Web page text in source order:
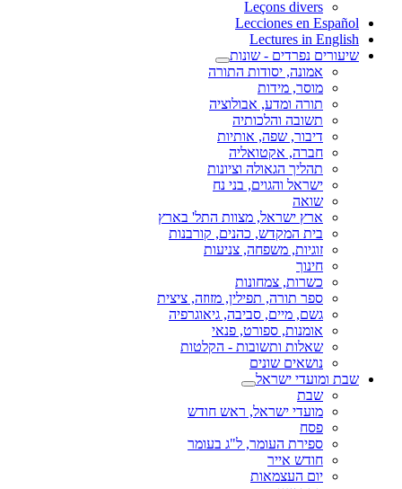
Leçons divers
Lecciones en Español
Lectures in English
שיעורים נפרדים - שונות
אמונה, יסודות התורה
מוסר, מידות
תורה ומדע, אבולוציה
תשובה והלכותיה
דיבור, שפה, אותיות
חברה, אקטואליה
תהליך הגאולה וציונות
ישראל והגוים, בני נח
שואה
ארץ ישראל, מצוות התל' בארץ
בית המקדש, כהנים, קורבנות
זוגיות, משפחה, צניעות
חינוך
כשרות, צמחונות
ספר תורה, תפילין, מזוזה, ציצית
גשם, מיים, סביבה, גיאוגרפיה
אומנות, ספורט, פנאי
שאלות ותשובות - הקלטות
נושאים שונים
שבת ומועדי ישראל
שבת
מועדי ישראל, ראש חודש
פסח
ספירת העומר, ל"ג בעומר
חודש אייר
יום העצמאות